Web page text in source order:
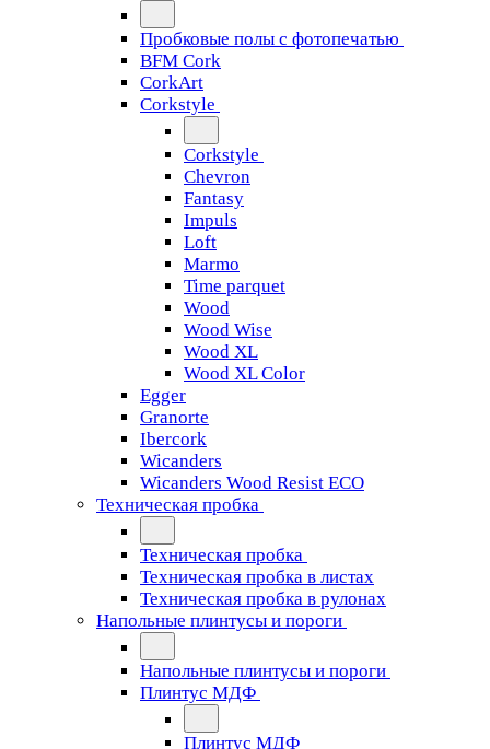
Пробковые полы с фотопечатью
BFM Cork
CorkArt
Corkstyle
Corkstyle
Chevron
Fantasy
Impuls
Loft
Marmo
Time parquet
Wood
Wood Wise
Wood XL
Wood XL Color
Egger
Granorte
Ibercork
Wicanders
Wicanders Wood Resist ECO
Техническая пробка
Техническая пробка
Техническая пробка в листах
Техническая пробка в рулонах
Напольные плинтусы и пороги
Напольные плинтусы и пороги
Плинтус МДФ
Плинтус МДФ